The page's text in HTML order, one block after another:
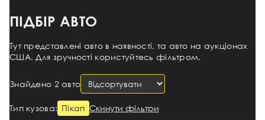
ПІДБІР АВТО
Тут представлені авто в наявності, та авто на аукціонах
США. Для зручності користуйтесь фільтром.
Знайдено 2 авто
Тип кузова: Пікап Скинути фільтри